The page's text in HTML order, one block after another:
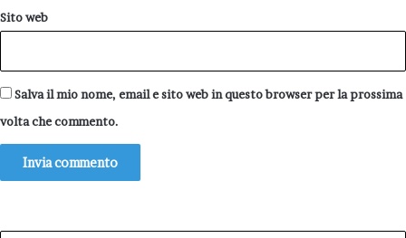
Sito web
Salva il mio nome, email e sito web in questo browser per la prossima
volta che commento.